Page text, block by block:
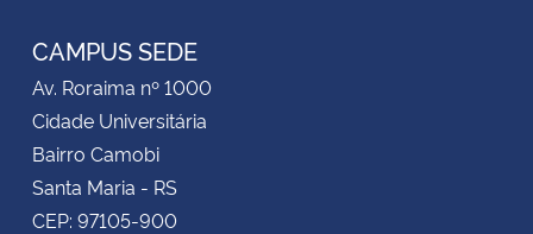
CAMPUS SEDE
Av. Roraima nº 1000
Cidade Universitária
Bairro Camobi
Santa Maria - RS
CEP: 97105-900